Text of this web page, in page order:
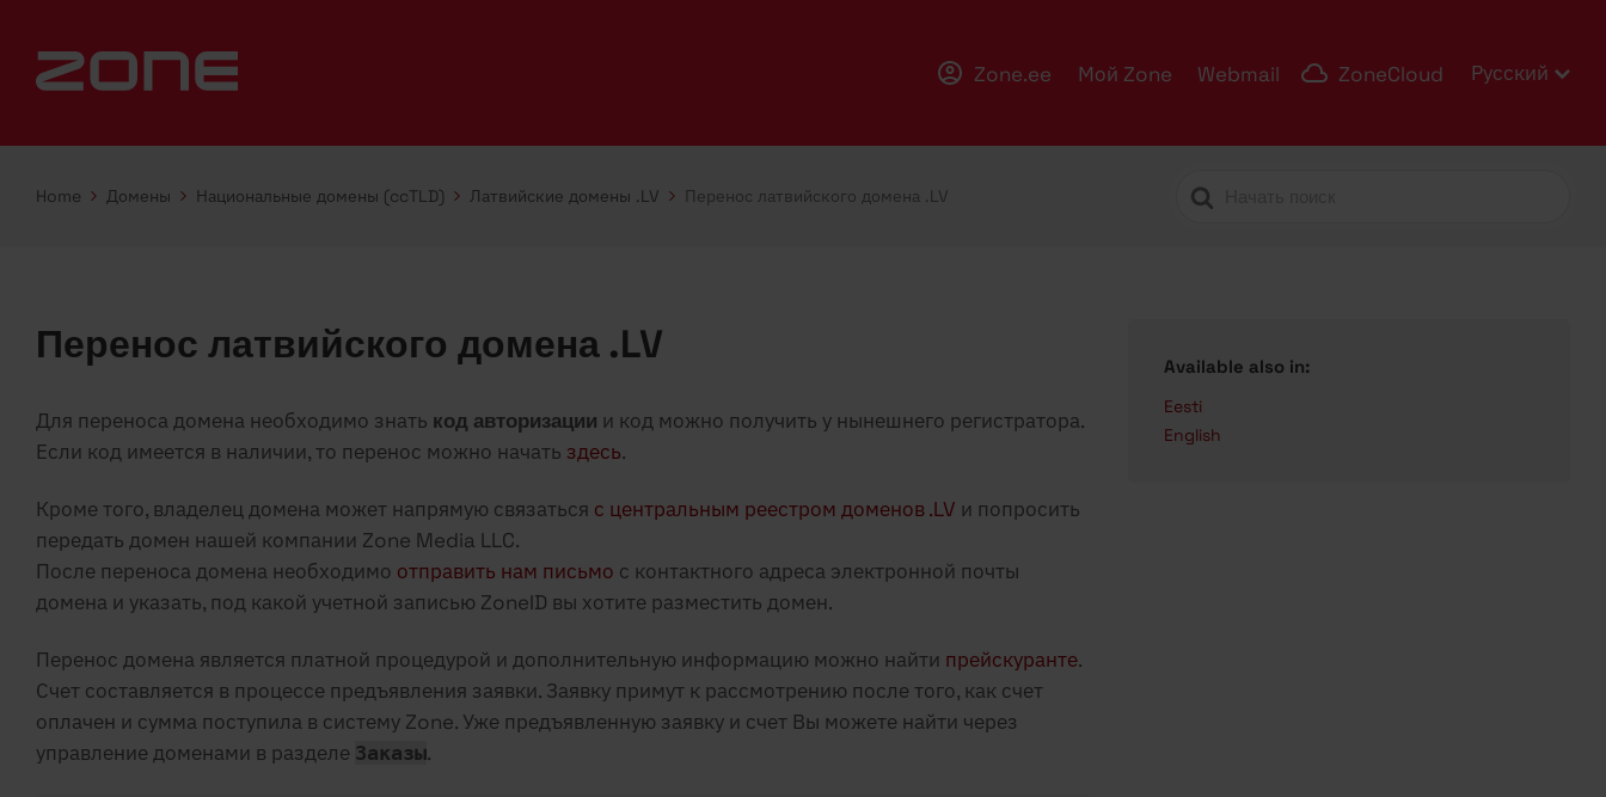
Zone.ee Мой Zone Webmail ZoneCloud Русский
Home Домены Национальные домены (ccTLD) Латвийские домены .LV Перенос латвийского домена .LV
Search
Перенос латвийского домена .LV
Для переноса домена необходимо знать код авторизации и код можно получить у нынешнего регистратора.
Если код имеется в наличии, то перенос можно начать здесь.
Кроме того, владелец домена может напрямую связаться с центральным реестром доменов .LV и попросить
передать домен нашей компании Zone Media LLC.
После переноса домена необходимо отправить нам письмо с контактного адреса электронной почты
домена и указать, под какой учетной записью ZoneID вы хотите разместить домен.
Перенос домена является платной процедурой и дополнительную информацию можно найти прейскуранте.
Счет составляется в процессе предъявления заявки. Заявку примут к рассмотрению после того, как счет
оплачен и сумма поступила в систему Zone. Уже предъявленную заявку и счет Вы можете найти через
управление доменами в разделе Заказы.
Available also in:
Eesti
English